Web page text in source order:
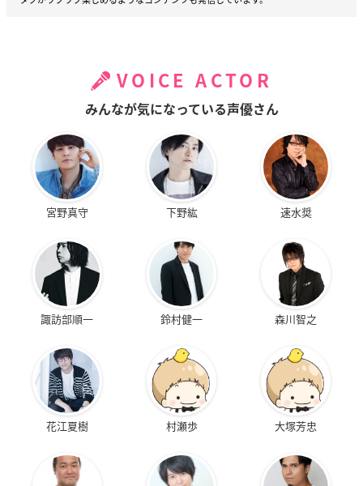
VOICE ACTOR
みんなが気になっている声優さん
宮野真守 下野紘 速水奨
諏訪部順一 鈴村健一 森川智之
花江夏樹 村瀬歩 大塚芳忠